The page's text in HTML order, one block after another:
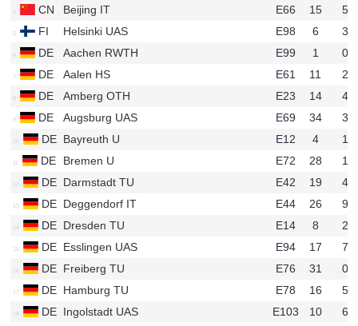
CN
Beijing IT E66 15
50
FI
Helsinki UAS E98 6
37
DE
Aachen RWTH E99 1
01
DE
Aalen HS E61 11
29
DE
Amberg OTH E23 14
48
DE
Augsburg UAS E69 34
33
DE Bayreuth U E12 4
12
DE
Bremen U E72 28
10
DE Darmstadt TU E42 19
40
DE Deggendorf IT E44 26
90
DE Dresden TU E14 8
20
DE Esslingen UAS E94 17
79
DE Freiberg TU E76 31
08
DE Hamburg TU E78 16
52
DE Ingolstadt UAS E103 10
68